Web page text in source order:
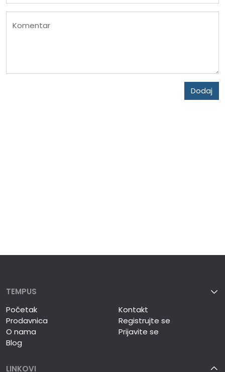
Komentar
Dodaj
TEMPUS
Početak
Prodavnica
O nama
Blog
Kontakt
Registrujte se
Prijavite se
LINKOVI